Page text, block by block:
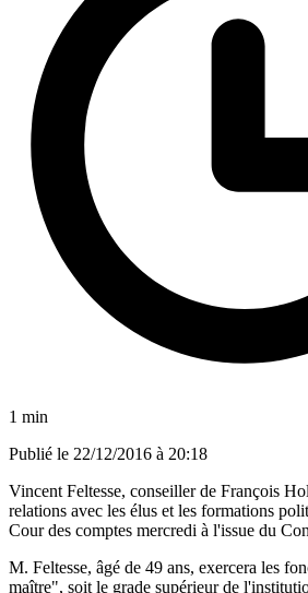
1 min
Publié le 22/12/2016 à 20:18
Vincent Feltesse, conseiller de François
relations avec les élus et les formations
Cour des comptes mercredi à l'issue du
M. Feltesse, âgé de 49 ans, exercera les
maître", soit le grade supérieur de